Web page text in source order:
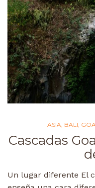
ASIA BALI
Cascadas
Un lugar diferente El